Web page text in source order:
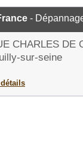
-
CHARLES DE
sur-seine